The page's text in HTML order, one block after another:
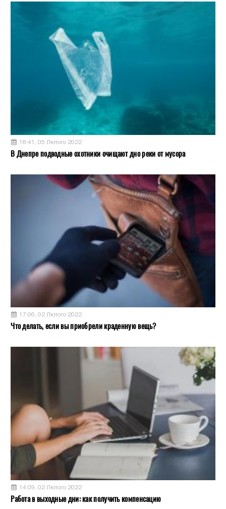
18:41, 05 Лютого 2022
В Днепре подводные охотники очищают дно реки от мусора
17:06, 02 Лютого 2022
Что делать, если вы приобрели краденную вещь?
14:09, 02 Лютого 2022
Работа в выходные дни: как получить компенсацию